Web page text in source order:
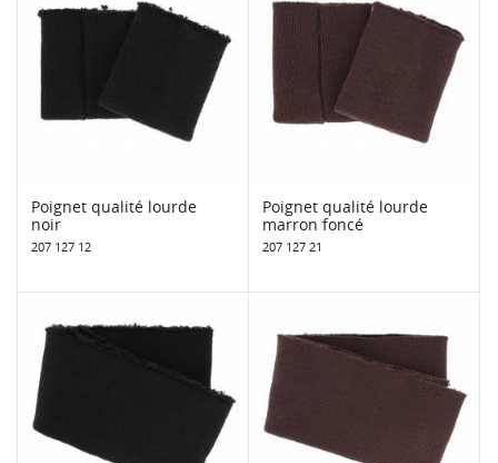
Poignet qualité lourde
noir
207 127 12
Poignet qualité lourde
marron foncé
207 127 21